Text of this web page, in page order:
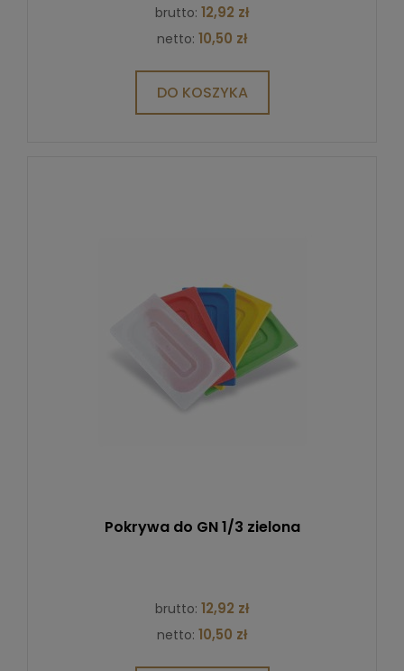
brutto: 12,92 zł
netto: 10,50 zł
DO KOSZYKA
Pokrywa do GN 1/3 zielona
brutto: 12,92 zł
netto: 10,50 zł